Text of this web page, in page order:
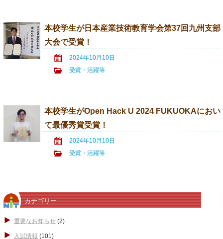
本校学生が日本産業技術教育学会第37回九州支部
大会で受賞！
2024年10月10日
受賞・活躍等
本校学生がOpen Hack U 2024 FUKUOKAにおい
て最優秀賞受賞！
2024年10月10日
受賞・活躍等
カテゴリー
重要なお知らせ (2)
入試情報 (101)